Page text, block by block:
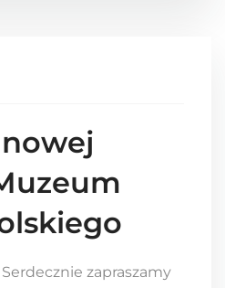
zapraszamy